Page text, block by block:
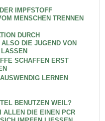
IMPFSTOFF
MENSCHEN TRENNEN
DURCH
DIE JUGEND VON
SCHAFFEN ERST
LERNEN
BENUTZEN WEIL?
ALLEN DIE EINEN PCR